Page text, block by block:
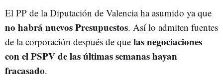
El PP de la Diputación de Valencia ha asumido ya que
no habrá nuevos Presupuestos. Así lo admiten fuentes
de la corporación después de que las negociaciones
con el PSPV de las últimas semanas hayan
fracasado.